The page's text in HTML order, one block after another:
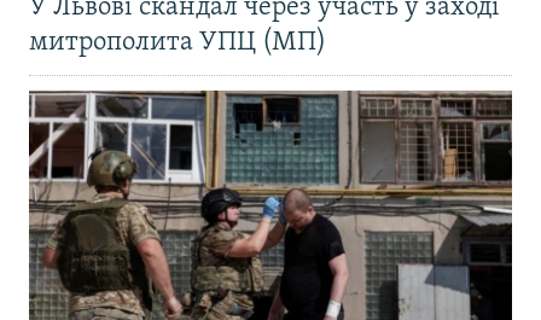
У Львові скандал через участь у заході
митрополита УПЦ (МП)